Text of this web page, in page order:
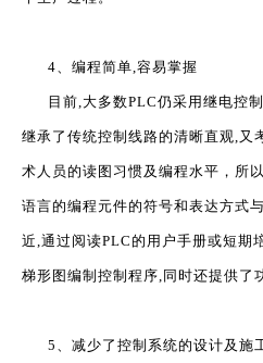
4、编程简单,容易掌握
目前,大多数PLC仍采用继电控制
继承了传统控制线路的清晰直观,又
术人员的读图习惯及编程水平，所
语言的编程元件的符号和表达方式
近,通过阅读PLC的用户手册或短期
梯形图编制控制程序,同时还提供了
5、减少了控制系统的设计及施